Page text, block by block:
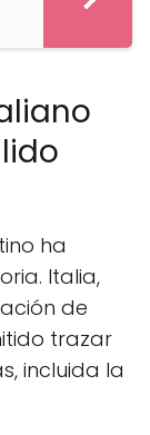
ha
Italia,
de
trazar
incluida la